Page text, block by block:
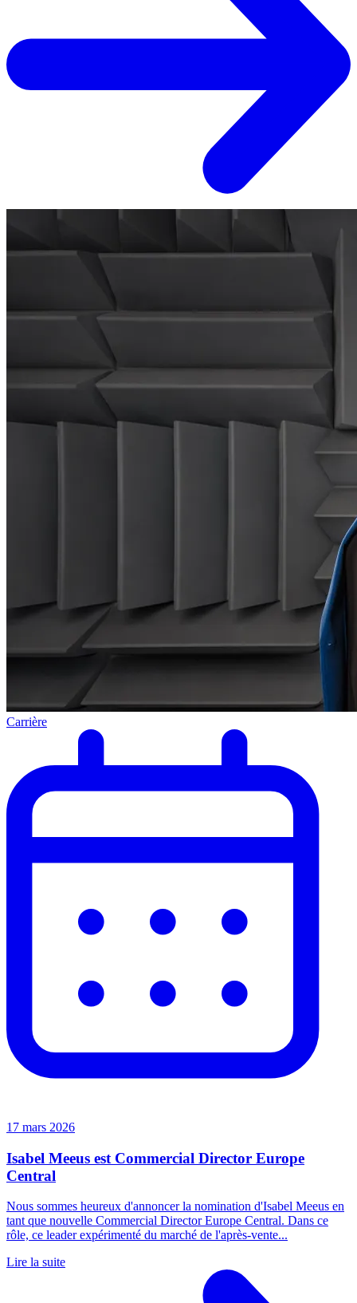
Carrière
17 mars 2026
Isabel Meeus est Commercial Director Europe
Central
Nous sommes heureux d'annoncer la nomination d'Isabel Meeus en
tant que nouvelle Commercial Director Europe Central. Dans ce
rôle, ce leader expérimenté du marché de l'après-vente...
Lire la suite